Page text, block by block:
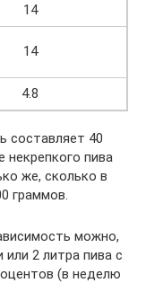
14
14
4.8
составляет 40
некрепкого пива
же, сколько в
граммов.
можно,
2 литра пива с
(в неделю